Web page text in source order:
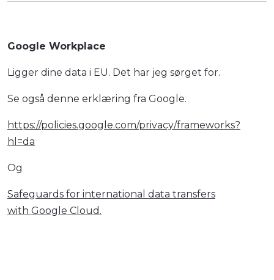
Google Workplace
Ligger dine data i EU. Det har jeg sørget for.
Se også denne erklæring fra Google.
https://policies.google.com/privacy/frameworks?
hl=da
Og
Safeguards for international data transfers
with Google Cloud.